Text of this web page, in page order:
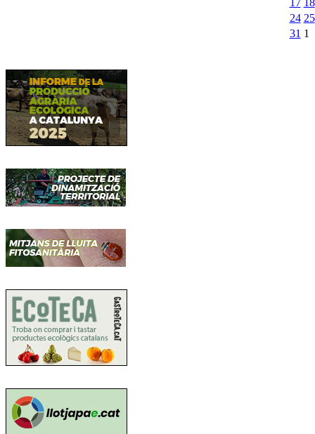
17 18
24 25
31 1